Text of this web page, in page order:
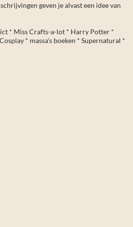
geven je alvast een idee van
* Miss Crafts-a-lot * Harry Potter *
* massa's boeken * Supernatural *